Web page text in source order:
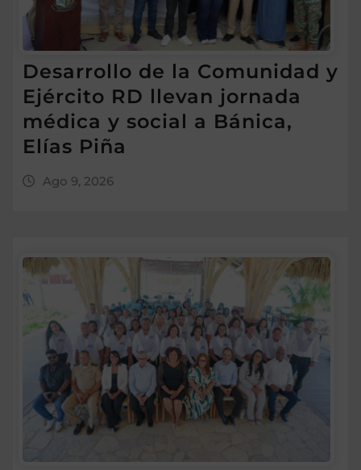
Desarrollo de la Comunidad y
Ejército RD llevan jornada
médica y social a Bánica,
Elías Piña
Ago 9, 2026